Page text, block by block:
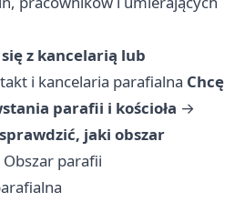
z kancelarią lub
i kancelaria parafialna Chcę
parafii i kościoła →
jaki obszar
Obszar parafii